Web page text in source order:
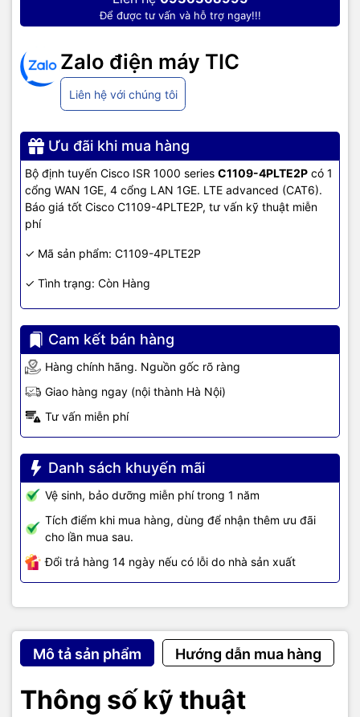
Để được tư vấn và hỗ trợ ngay!!!
Zalo điện máy TIC
Liên hệ với chúng tôi
Ưu đãi khi mua hàng
Bộ định tuyến Cisco ISR 1000 series C1109-4PLTE2P có 1
cổng WAN 1GE, 4 cổng LAN 1GE. LTE advanced (CAT6).
Báo giá tốt Cisco C1109-4PLTE2P, tư vấn kỹ thuật miễn
phí
✓ Mã sản phẩm: C1109-4PLTE2P
✓ Tình trạng: Còn Hàng
Cam kết bán hàng
Hàng chính hãng. Nguồn gốc rõ ràng
Giao hàng ngay (nội thành Hà Nội)
Tư vấn miễn phí
Danh sách khuyến mãi
Vệ sinh, bảo dưỡng miễn phí trong 1 năm
Tích điểm khi mua hàng, dùng để nhận thêm ưu đãi
cho lần mua sau.
Đổi trả hàng 14 ngày nếu có lỗi do nhà sản xuất
Mô tả sản phẩm Hướng dẫn mua hàng
Thông số kỹ thuật
hãng, giá tốt, dịch vụ chuyên nghiệp, đáp ứng tối đa nhu cầu của
doanh nghiệp cũng như gia đình và cá nhân.